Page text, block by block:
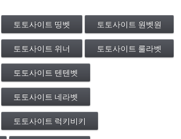
토토사이트 띵벳 토토사이트 원벳원
토토사이트 위너 토토사이트 룰라벳
토토사이트 텐텐벳
토토사이트 네라벳
토토사이트 럭키비키